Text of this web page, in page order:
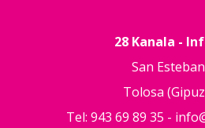
28 Kanala -
San
Tolosa
Tel: 943 69 89 35 -